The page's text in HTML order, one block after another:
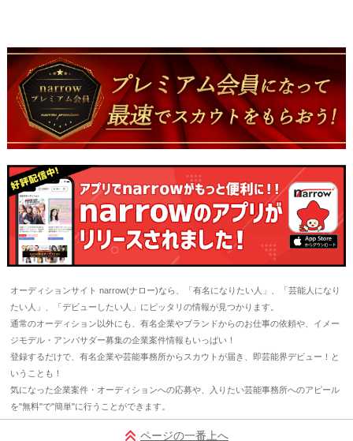
オーディションサイト narrow(ナロー)なら、「有名になりたい人」、「芸能人になり
たい人」、「デビューしたい人」にピッタリの情報が見つかります。
通常のオーディション以外にも、有名企業やブランドからのお仕事の依頼や、イメー
ジモデル・アンバサダー募集の企業案件情報もいっぱい！
登録するだけで、有名企業や芸能事務所からスカウトが届き、即芸能界デビュー！と
いうことも！
気になった企業案件・オーディションへの応募や、入りたい芸能事務所へのアピール
を"無料"で"簡単"に行うことができます。
ページの一番上へ